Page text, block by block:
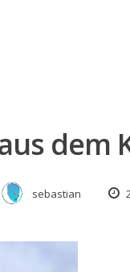
dem
sebastian